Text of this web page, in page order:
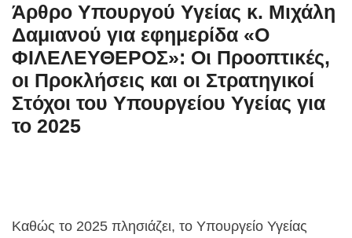
Άρθρο Υπουργού Υγείας κ. Μιχάλη
Δαμιανού για εφημερίδα «Ο
ΦΙΛΕΛΕΥΘΕΡΟΣ»: Οι Προοπτικές,
οι Προκλήσεις και οι Στρατηγικοί
Στόχοι του Υπουργείου Υγείας για
το 2025
Καθώς το 2025 πλησιάζει, το Υπουργείο Υγείας